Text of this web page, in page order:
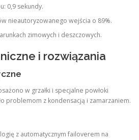
0,9 sekundy.
nieautoryzowanego wejścia o 89%.
zimowych i deszczowych.
i rozwiązania
w grzałki i specjalne powłoki
problemom z kondensacją i zamarzaniem.
z automatycznym failoverem na